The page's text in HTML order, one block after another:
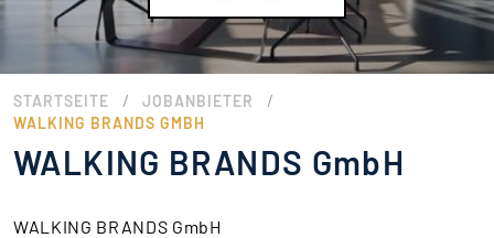
STARTSEITE / JOBANBIETER /
WALKING BRANDS GMBH
WALKING BRANDS GmbH
WALKING BRANDS GmbH